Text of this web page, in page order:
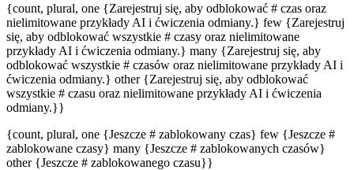
{count, plural, one {Zarejestruj się, aby odblokować # czas oraz
nielimitowane przykłady AI i ćwiczenia odmiany.} few {Zarejestruj
się, aby odblokować wszystkie # czasy oraz nielimitowane
przykłady AI i ćwiczenia odmiany.} many {Zarejestruj się, aby
odblokować wszystkie # czasów oraz nielimitowane przykłady AI i
ćwiczenia odmiany.} other {Zarejestruj się, aby odblokować
wszystkie # czasu oraz nielimitowane przykłady AI i ćwiczenia
odmiany.}}
{count, plural, one {Jeszcze # zablokowany czas} few {Jeszcze #
zablokowane czasy} many {Jeszcze # zablokowanych czasów}
other {Jeszcze # zablokowanego czasu}}